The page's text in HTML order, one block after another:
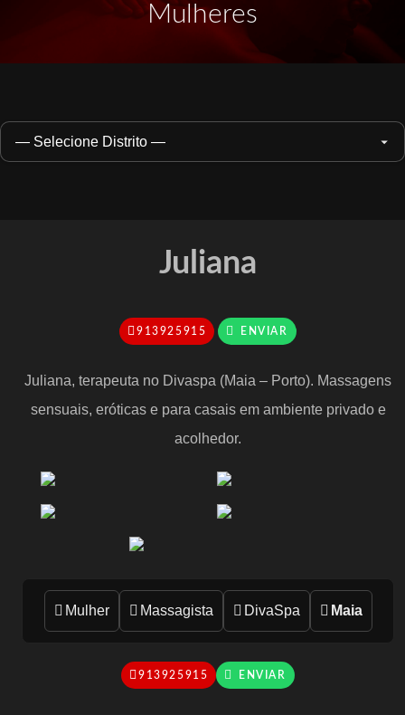
Mulheres
Juliana
913925915
Juliana, terapeuta no Divaspa (Maia – Porto). Massagens
sensuais, eróticas e para casais em ambiente privado e
acolhedor.
Mulher Massagista DivaSpa Maia
913925915